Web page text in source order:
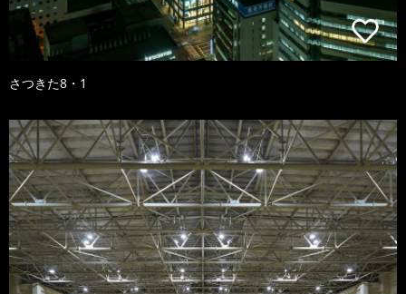
さつきた8・1